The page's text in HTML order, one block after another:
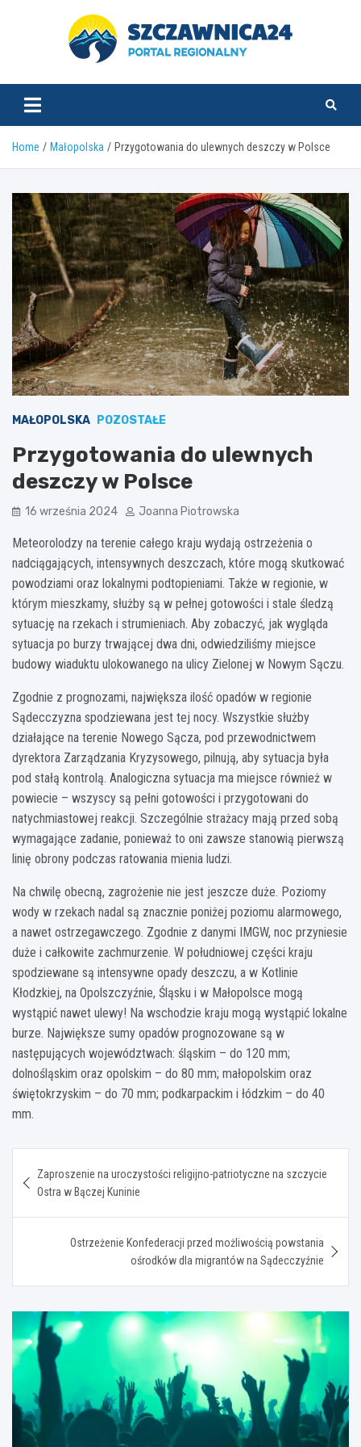
szczawnica24.pl
Home Małopolska Przygotowania do ulewnych deszczy w Polsce
MAŁOPOLSKA POZOSTAŁE
Przygotowania do ulewnych
deszczy w Polsce
16 września 2024 Joanna Piotrowska
Meteorolodzy na terenie całego kraju wydają ostrzeżenia o
nadciągających, intensywnych deszczach, które mogą skutkować
powodziami oraz lokalnymi podtopieniami. Także w regionie, w
którym mieszkamy, służby są w pełnej gotowości i stale śledzą
sytuację na rzekach i strumieniach. Aby zobaczyć, jak wygląda
sytuacja po burzy trwającej dwa dni, odwiedziliśmy miejsce
budowy wiaduktu ulokowanego na ulicy Zielonej w Nowym Sączu.
Zgodnie z prognozami, największa ilość opadów w regionie
Sądecczyzna spodziewana jest tej nocy. Wszystkie służby
działające na terenie Nowego Sącza, pod przewodnictwem
dyrektora Zarządzania Kryzysowego, pilnują, aby sytuacja była
pod stałą kontrolą. Analogiczna sytuacja ma miejsce również w
powiecie – wszyscy są pełni gotowości i przygotowani do
natychmiastowej reakcji. Szczególnie strażacy mają przed sobą
wymagające zadanie, ponieważ to oni zawsze stanowią pierwszą
linię obrony podczas ratowania mienia ludzi.
Na chwilę obecną, zagrożenie nie jest jeszcze duże. Poziomy
wody w rzekach nadal są znacznie poniżej poziomu alarmowego,
a nawet ostrzegawczego. Zgodnie z danymi IMGW, noc przyniesie
duże i całkowite zachmurzenie. W południowej części kraju
spodziewane są intensywne opady deszczu, a w Kotlinie
Kłodzkiej, na Opolszczyźnie, Śląsku i w Małopolsce mogą
wystąpić nawet ulewy! Na wschodzie kraju mogą wystąpić lokalne
burze. Największe sumy opadów prognozowane są w
następujących województwach: śląskim – do 120 mm;
dolnośląskim oraz opolskim – do 80 mm; małopolskim oraz
świętokrzyskim – do 70 mm; podkarpackim i łódzkim – do 40
mm.
wpisu
Zaproszenie na uroczystości religijno-patriotyczne na szczycie
Ostra w Bączej Kuninie
Ostrzeżenie Konfederacji przed możliwością powstania
ośrodków dla migrantów na Sądecczyźnie